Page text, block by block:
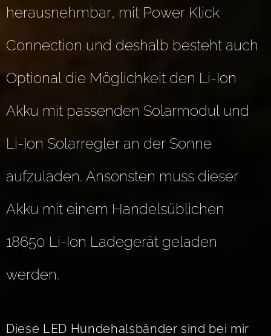
herausnehmbar, mit Power Klick
Connection und deshalb besteht auch
Optional die Möglichkeit den Li-Ion
Akku mit passenden Solarmodul und
Li-Ion Solarregler an der Sonne
aufzuladen. Ansonsten muss dieser
Akku mit einem Handelsüblichen
18650 Li-Ion Ladegerät geladen
werden.
Diese LED Hundehalsbänder sind bei mir